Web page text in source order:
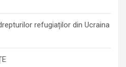
refugiaților din Ucraina